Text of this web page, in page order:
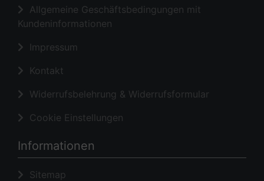
Allgemeine Geschäftsbedingungen mit
Kundeninformationen
Impressum
Kontakt
Widerrufsbelehrung & Widerrufsformular
Cookie Einstellungen
Informationen
Sitemap